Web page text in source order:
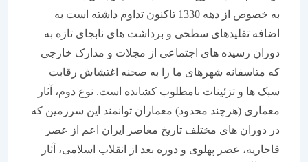
به خصوص از دهه 1330 تاکنون تداوم داشته است به
اضافه تقلیدهای سطحی و برداشت های نابجای تازه به
دوران رسیده های اجتماعی از مجلات و مدارک خارجی
که متاسفانه شهرهای ما را به صحنه اغتشاش رقابت
سبک ها و تزئینات نامطلوب کشانده است. نوع دوم، آثار
معماری (هرچند محدود) معماران توانمند این سرزمین که
در دوران های مختلف تاریخ معاصر ایران اعم از عصر
قاجاریه، عصر پهلوی و دوره بعد از انقلاب اسلامی، آثار